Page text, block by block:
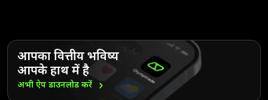
आपका वित्तीय भविष्य
आपके हाथ में है
अभी ऐप डाउनलोड करें